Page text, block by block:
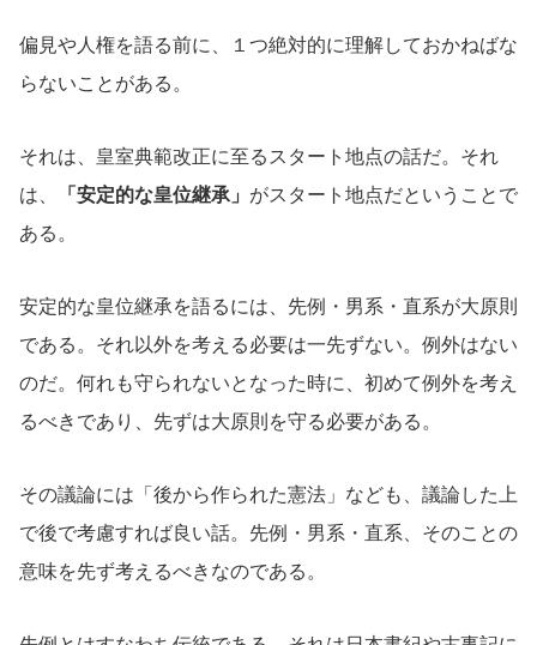
偏見や人権を語る前に、１つ絶対的に理解しておかねばな
らないことがある。
それは、皇室典範改正に至るスタート地点の話だ。それ
は、
「安定的な皇位継承」 がスタート地点だということで
ある。
安定的な皇位継承を語るには、先例・男系・直系が大原則
である。それ以外を考える必要は一先ずない。例外はない
のだ。何れも守られないとなった時に、初めて例外を考え
るべきであり、先ずは大原則を守る必要がある。
その議論には「後から作られた憲法」なども、議論した上
で後で考慮すれば良い話。先例・男系・直系、そのことの
意味を先ず考えるべきなのである。